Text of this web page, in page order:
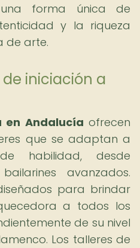
forma única de
y la riqueza
de arte.
de iniciación a
en Andalucía ofrecen
que se adaptan a
habilidad, desde
avanzados.
para brindar
a todos los
de su nivel
Los talleres de